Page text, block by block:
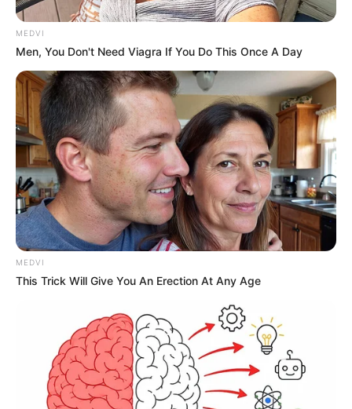
MEDVI
Men, You Don't Need Viagra If You Do This Once A Day
MEDVI
This Trick Will Give You An Erection At Any Age